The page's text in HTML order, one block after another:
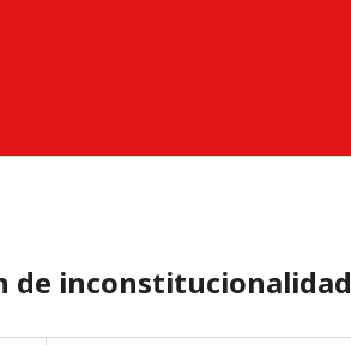
de inconstitucionalidad